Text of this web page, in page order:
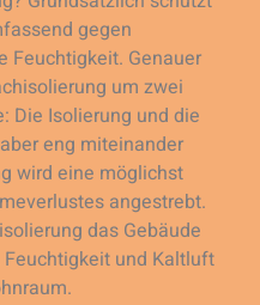
gegen
Feuchtigkeit. Genauer
um zwei
Die Isolierung und die
eng miteinander
wird eine möglichst
angestrebt.
das Gebäude
und Kaltluft